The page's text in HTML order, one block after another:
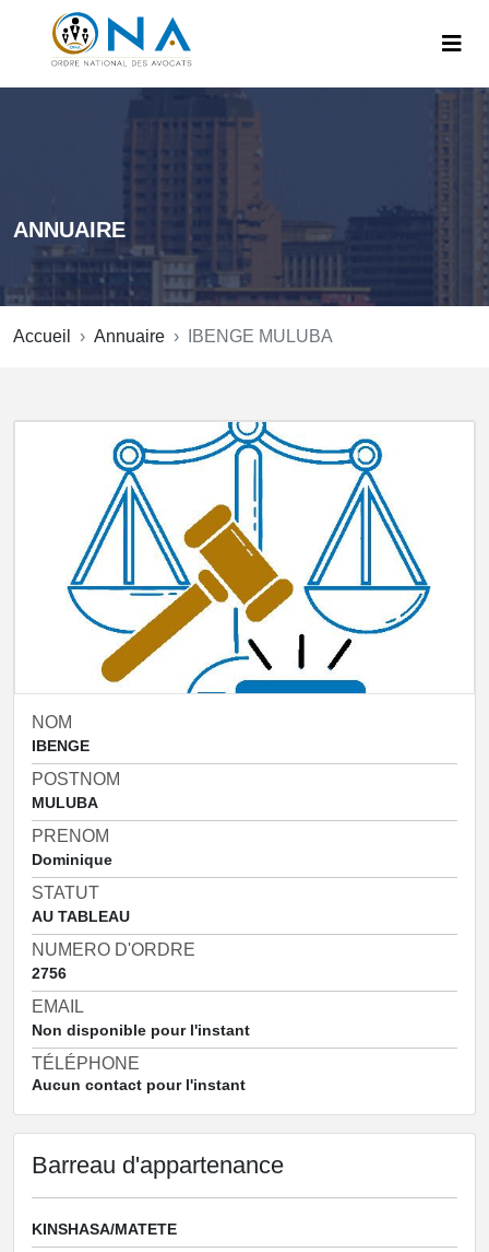
ANNUAIRE
Accueil Annuaire IBENGE MULUBA
NOM
IBENGE
POSTNOM
MULUBA
PRENOM
Dominique
STATUT
AU TABLEAU
NUMERO D'ORDRE
2756
EMAIL
Non disponible pour l'instant
TÉLÉPHONE
Aucun contact pour l'instant
Barreau d'appartenance
KINSHASA/MATETE